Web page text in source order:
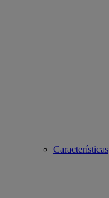
Características